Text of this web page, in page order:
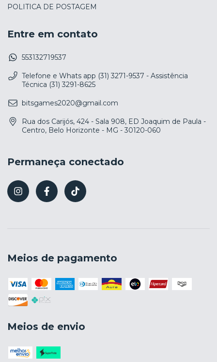
POLITICA DE POSTAGEM
Entre em contato
553132719537
Telefone e Whats app (31) 3271-9537 - Assistência
Técnica (31) 3291-8625
bitsgames2020@gmail.com
Rua dos Carijós, 424 - Sala 908, ED Joaquim de Paula -
Centro, Belo Horizonte - MG - 30120-060
Permaneça conectado
Meios de pagamento
Meios de envio